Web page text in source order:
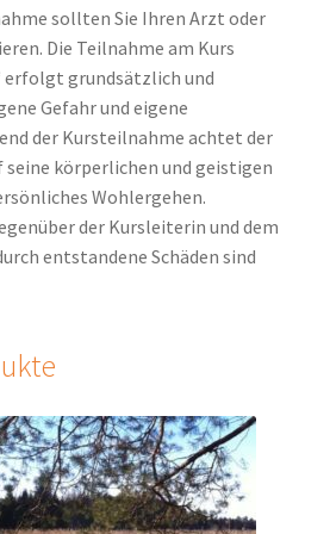
sollten Sie Ihren Arzt oder
Die Teilnahme am Kurs
erfolgt grundsätzlich und
Gefahr und eigene
der Kursteilnahme achtet der
körperlichen und geistigen
Wohlergehen.
der Kursleiterin und dem
entstandene Schäden sind